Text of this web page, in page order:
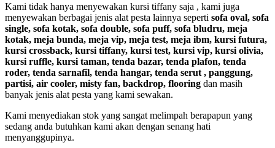
Kami tidak hanya menyewakan kursi tiffany saja , kami juga
menyewakan berbagai jenis alat pesta lainnya seperti sofa oval, sofa
single, sofa kotak, sofa double, sofa puff, sofa bludru, meja
kotak, meja bunda, meja vip, meja test, meja ibm, kursi futura,
kursi crossback, kursi tiffany, kursi test, kursi vip, kursi olivia,
kursi ruffle, kursi taman, tenda bazar, tenda plafon, tenda
roder, tenda sarnafil, tenda hangar, tenda serut , panggung,
partisi, air cooler, misty fan, backdrop, flooring dan masih
banyak jenis alat pesta yang kami sewakan.
Kami menyediakan stok yang sangat melimpah berapapun yang
sedang anda butuhkan kami akan dengan senang hati
menyanggupinya.